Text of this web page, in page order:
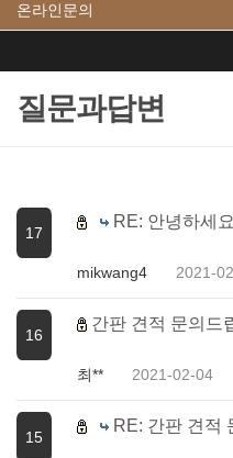
온라인문의
질문과답변
17
RE: 안녕하세요
mikwang4 2021-
16
간판 견적 문의드
최** 2021-02-04
15
RE: 간판 견적